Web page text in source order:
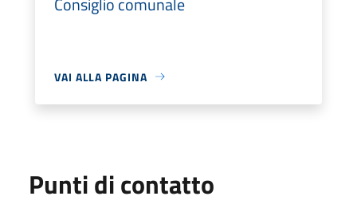
VAI ALLA PAGINA
Punti di contatto